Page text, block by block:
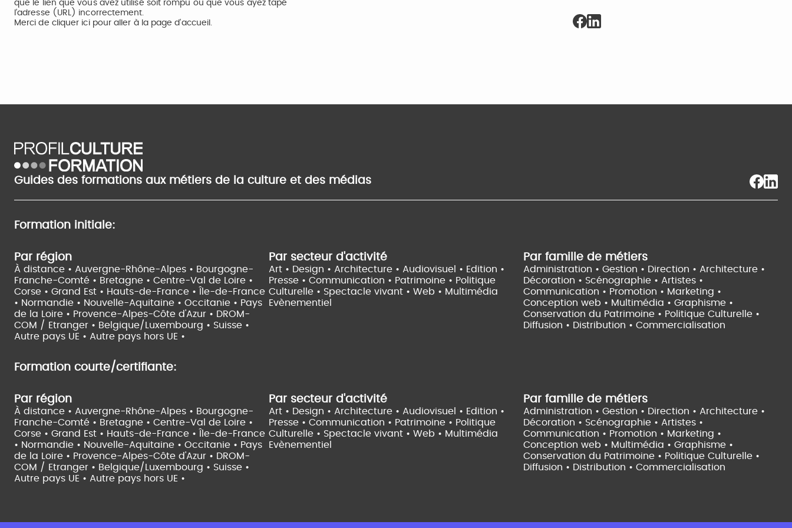
que le lien que vous avez utilisé soit rompu ou que vous ayez tapé
l’adresse (URL) incorrectement.
Merci de cliquer icipour aller à la page d'accueil.
Guides des formations aux métiers de la culture et des médias
Formation initiale:
Par région
À distance • Auvergne-Rhône-Alpes • Bourgogne-
Franche-Comté • Bretagne • Centre-Val de Loire •
Corse • Grand Est • Hauts-de-France •
Île-de-France
• Normandie • Nouvelle-Aquitaine • Occitanie • Pays
de la Loire • Provence-Alpes-Côte d'Azur • DROM-
COM / Etranger • Belgique/Luxembourg • Suisse •
Autre pays UE • Autre pays hors UE •
Par secteur d'activité
Art • Design • Architecture • Audiovisuel • Edition •
Presse • Communication • Patrimoine • Politique
Culturelle • Spectacle vivant • Web • Multimédia
Evènementiel
Par famille de métiers
Administration • Gestion • Direction • Architecture •
Décoration • Scénographie • Artistes •
Communication • Promotion • Marketing •
Conception web • Multimédia • Graphisme •
Conservation du Patrimoine • Politique Culturelle •
Diffusion • Distribution • Commercialisation
Formation courte/certifiante:
Par région
À distance • Auvergne-Rhône-Alpes • Bourgogne-
Franche-Comté • Bretagne • Centre-Val de Loire •
Corse • Grand Est • Hauts-de-France •
Île-de-France
• Normandie • Nouvelle-Aquitaine • Occitanie • Pays
de la Loire • Provence-Alpes-Côte d'Azur • DROM-
COM / Etranger • Belgique/Luxembourg • Suisse •
Autre pays UE • Autre pays hors UE •
Par secteur d'activité
Art • Design • Architecture • Audiovisuel • Edition •
Presse • Communication • Patrimoine • Politique
Culturelle • Spectacle vivant • Web • Multimédia
Evènementiel
Par famille de métiers
Administration • Gestion • Direction • Architecture •
Décoration • Scénographie • Artistes •
Communication • Promotion • Marketing •
Conception web • Multimédia • Graphisme •
Conservation du Patrimoine • Politique Culturelle •
Diffusion • Distribution • Commercialisation